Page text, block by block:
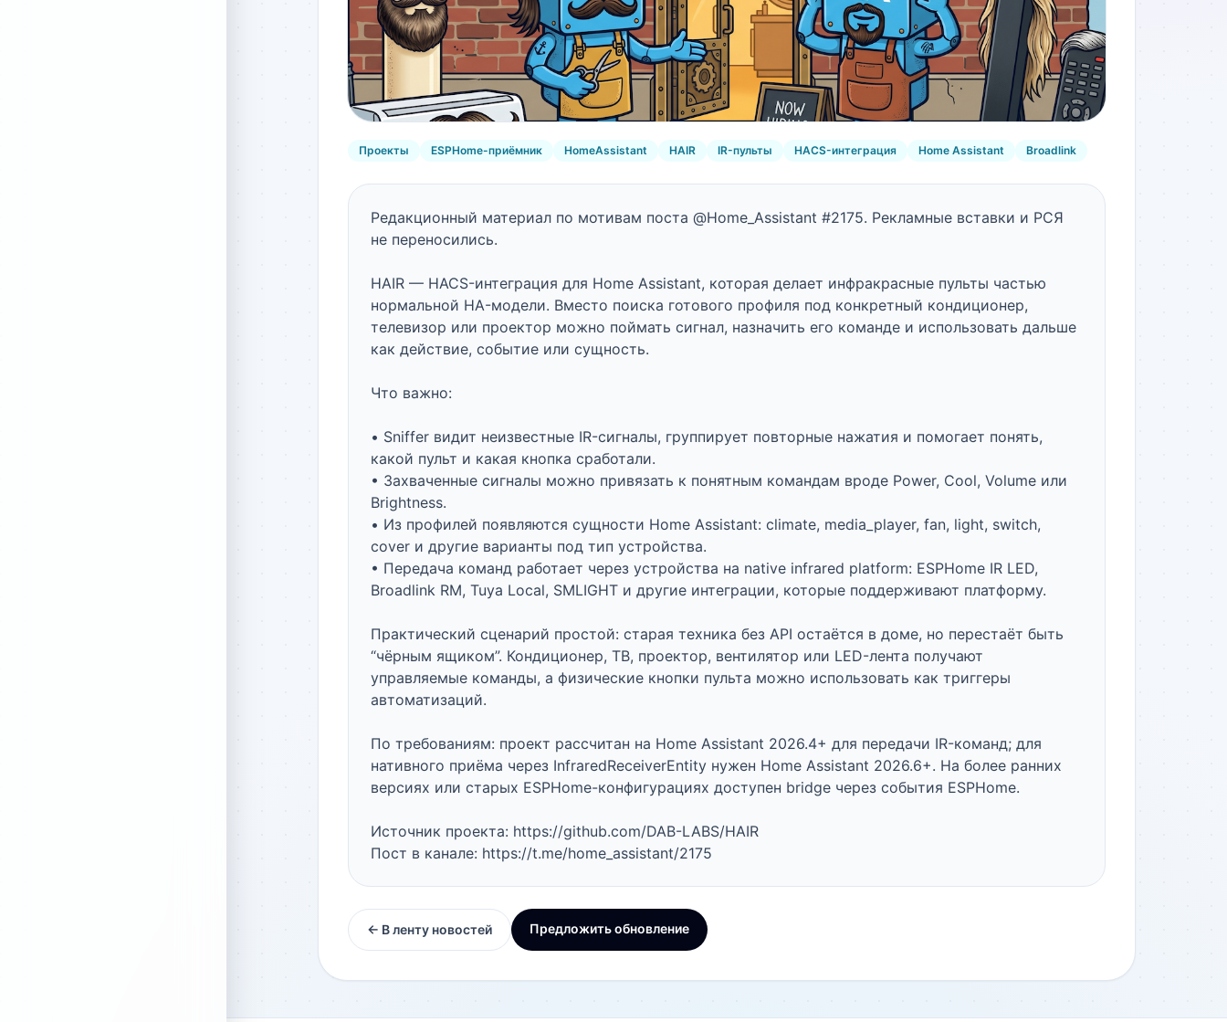
Проекты ESPHome-приёмник HomeAssistant HAIR IR-пульты HACS-интеграция Home Assistant Broadlink
Редакционный материал по мотивам поста @Home_Assistant #2175. Рекламные вставки и РСЯ
не переносились.
HAIR — HACS-интеграция для Home Assistant, которая делает инфракрасные пульты частью
нормальной HA-модели. Вместо поиска готового профиля под конкретный кондиционер,
телевизор или проектор можно поймать сигнал, назначить его команде и использовать дальше
как действие, событие или сущность.
Что важно:
• Sniffer видит неизвестные IR-сигналы, группирует повторные нажатия и помогает понять,
какой пульт и какая кнопка сработали.
• Захваченные сигналы можно привязать к понятным командам вроде Power, Cool, Volume или
Brightness.
• Из профилей появляются сущности Home Assistant: climate, media_player, fan, light, switch,
cover и другие варианты под тип устройства.
• Передача команд работает через устройства на native infrared platform: ESPHome IR LED,
Broadlink RM, Tuya Local, SMLIGHT и другие интеграции, которые поддерживают платформу.
Практический сценарий простой: старая техника без API остаётся в доме, но перестаёт быть
“чёрным ящиком”. Кондиционер, ТВ, проектор, вентилятор или LED-лента получают
управляемые команды, а физические кнопки пульта можно использовать как триггеры
автоматизаций.
По требованиям: проект рассчитан на Home Assistant 2026.4+ для передачи IR-команд; для
нативного приёма через InfraredReceiverEntity нужен Home Assistant 2026.6+. На более ранних
версиях или старых ESPHome-конфигурациях доступен bridge через события ESPHome.
Источник проекта: https://github.com/DAB-LABS/HAIR
Пост в канале: https://t.me/home_assistant/2175
← В ленту новостей Предложить обновление